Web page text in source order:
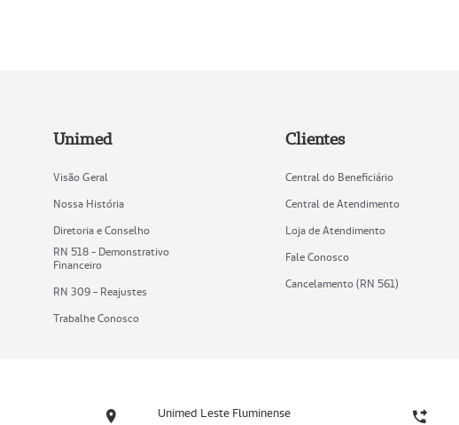
Unimed
Visão Geral
Nossa História
Diretoria e Conselho
RN 518 - Demonstrativo
Financeiro
RN 309 - Reajustes
Trabalhe Conosco
Clientes
Central do Beneficiário
Central de Atendimento
Loja de Atendimento
Fale Conosco
Cancelamento (RN 561)
Unimed Leste Fluminense